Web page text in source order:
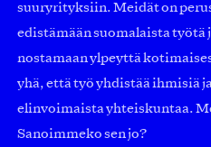
suuryrityksiin. Meidät on
edistämään suomalaista työtä
nostamaan ylpeyttä
yhä, että työ yhdistää ihmisiä
elinvoimaista yhteiskuntaa.
Sanoimmeko sen jo?